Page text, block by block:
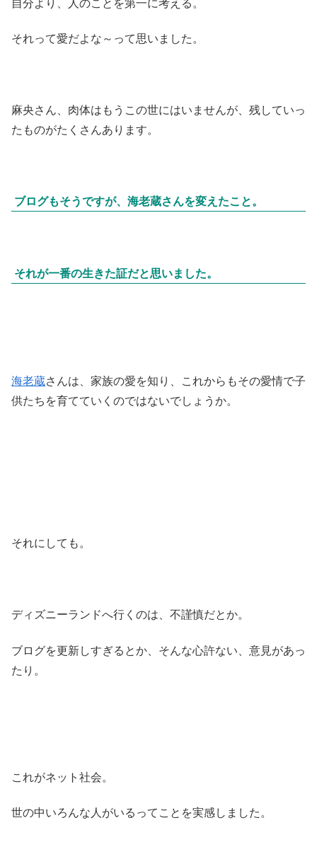
それって愛だよな～って思いました。
麻央さん、肉体はもうこの世にはいませんが、残していっ
たものがたくさんあります。
ブログもそうですが、海老蔵さんを変えたこと。
それが一番の生きた証だと思いました。
海老蔵さんは、家族の愛を知り、これからもその愛情で子
供たちを育てていくのではないでしょうか。
それにしても。
ディズニーランドへ行くのは、不謹慎だとか。
ブログを更新しすぎるとか、そんな心許ない、意見があっ
たり。
これがネット社会。
世の中いろんな人がいるってことを実感しました。